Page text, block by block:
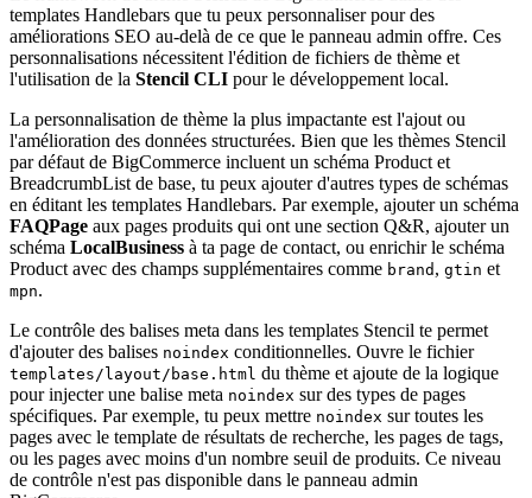
templates Handlebars que tu peux personnaliser pour des
améliorations SEO au-delà de ce que le panneau admin offre. Ces
personnalisations nécessitent l'édition de fichiers de thème et
l'utilisation de la Stencil CLI pour le développement local.
La personnalisation de thème la plus impactante est l'ajout ou
l'amélioration des données structurées. Bien que les thèmes Stencil
par défaut de BigCommerce incluent un schéma Product et
BreadcrumbList de base, tu peux ajouter d'autres types de schémas
en éditant les templates Handlebars. Par exemple, ajouter un schéma
FAQPage aux pages produits qui ont une section Q&R, ajouter un
schéma LocalBusiness à ta page de contact, ou enrichir le schéma
Product avec des champs supplémentaires comme brand , gtin et
mpn.
Le contrôle des balises meta dans les templates Stencil te permet
d'ajouter des balises noindex conditionnelles. Ouvre le fichier
templates/layout/base.html du thème et ajoute de la logique
pour injecter une balise meta noindex sur des types de pages
spécifiques. Par exemple, tu peux mettre noindex sur toutes les
pages avec le template de résultats de recherche, les pages de tags,
ou les pages avec moins d'un nombre seuil de produits. Ce niveau
de contrôle n'est pas disponible dans le panneau admin